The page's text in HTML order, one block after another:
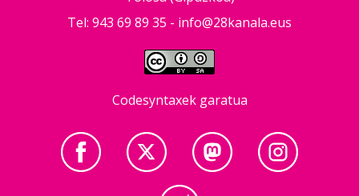
Tel: 943 69 89 35 - info@28kanala.eus
Codesyntaxek garatua